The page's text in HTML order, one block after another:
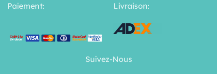
Paiement: Livraison:
Suivez-Nous